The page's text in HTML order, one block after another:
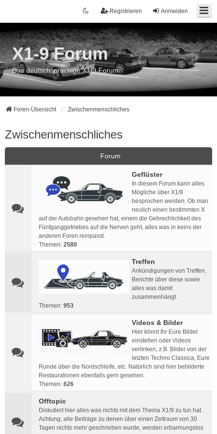
Anmelden
Registrieren
X1-9 Forum
Das deutschsprachige X1/9 Forum
Foren-Übersicht Zwischenmenschliches
Zwischenmenschliches
Forum
Geflüster
In diesem Forum kann alles
Mögliche über X1/9
besprochen werden. Ob man
neulich einen bestimmten X
auf der Autobahn gesehen hat, einem die Gebrechlichkeit des
Fünfganggetriebes auf die Nerven geht, alles was in keins der
anderen Foren reinpasst.
Themen: 2580
Treffen
Ankündigungen von Treffen,
Berichte über diese sowie
alles was damit
zusammenhängt.
Themen: 953
Videos & Bilder
Hier könnt Ihr Eure Bilder
einstellen oder Videos
verlinken, z.B. Bilder von der
letzten Techno Classica, Eure
Runde über die Nordschleife, etc. Natürlich sind hier bebilderte
Restaurationen ebenfalls gern gesehen.
Themen: 626
Offtopic
Diskutiert hier alles was nichts mit dem Thema X1/9 zu tun hat.
Achtung, alle Beiträge zu denen über einen Zeitraum von 30
Tagen nichts mehr geschrieben wurde, werden erbarmungslos